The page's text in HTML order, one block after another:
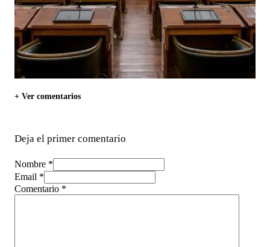
+ Ver comentarios
Deja el primer comentario
Nombre *
Email *
Comentario *